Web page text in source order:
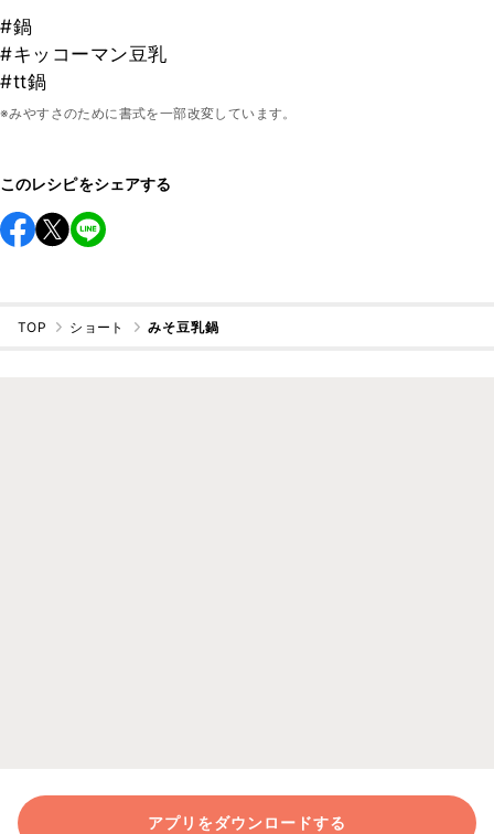
#鍋
#キッコーマン豆乳
#tt鍋
※みやすさのために書式を一部改変しています。
このレシピをシェアする
TOP ショート みそ豆乳鍋
アプリをダウンロードする